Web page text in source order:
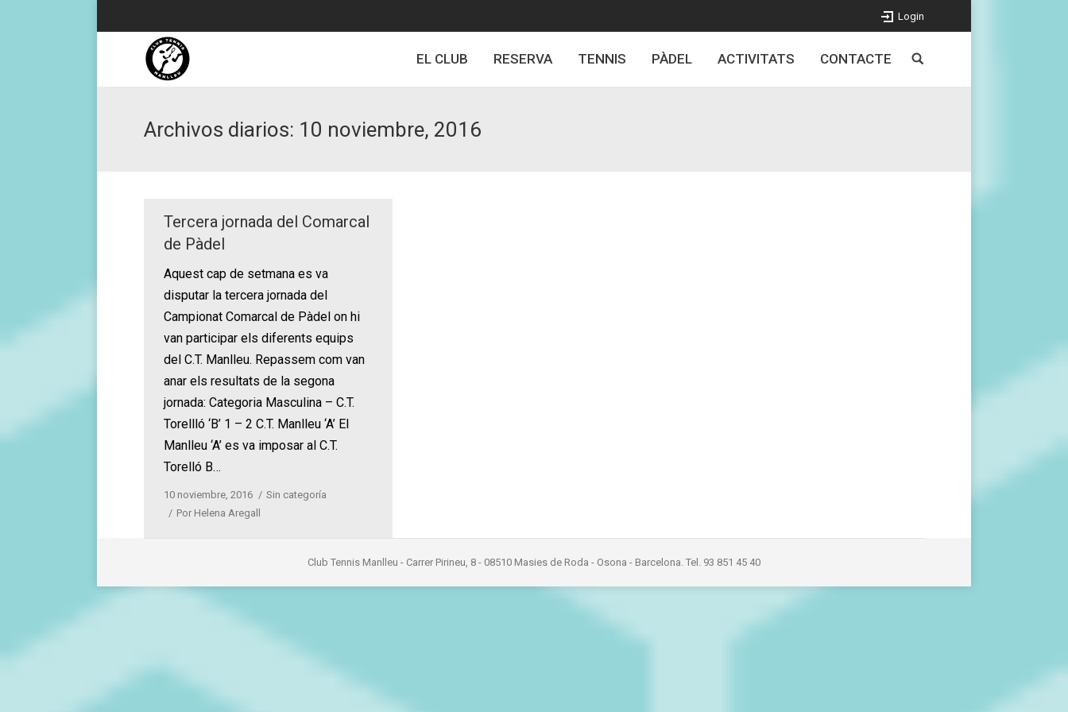
Login
EL CLUB RESERVA TENNIS PÀDEL ACTIVITATS CONTACTE
Archivos diarios: 10 noviembre, 2016
Tercera jornada del Comarcal
de Pàdel
Aquest cap de setmana es va
disputar la tercera jornada del
Campionat Comarcal de Pàdel on hi
van participar els diferents equips
del C.T. Manlleu. Repassem com van
anar els resultats de la segona
jornada: Categoria Masculina – C.T.
Torellló ‘B’ 1 – 2 C.T. Manlleu ‘A’ El
Manlleu ‘A’ es va imposar al C.T.
Torelló B…
10 noviembre, 2016
Sin categoría
Por Helena Aregall
Club Tennis Manlleu - Carrer Pirineu, 8 - 08510 Masies de Roda - Osona - Barcelona. Tel. 93 851 45 40